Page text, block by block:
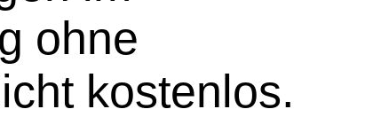
ohne
kostenlos.